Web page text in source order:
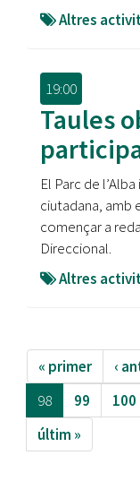
Altres
19:00
Taules
El Parc de
ciutadana, amb
començar a
Direccional.
Altres
« primer ‹
98
99 100
últim »